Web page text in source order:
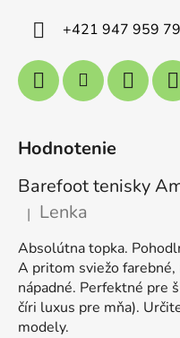
+421 947 959
Hodnotenie
Barefoot tenisky
Hodnotenie produktu je
| Lenka
Absolútna topka.
A pritom sviežo
nápadné. Perfektné pre
číri luxus pre mňa).
modely.